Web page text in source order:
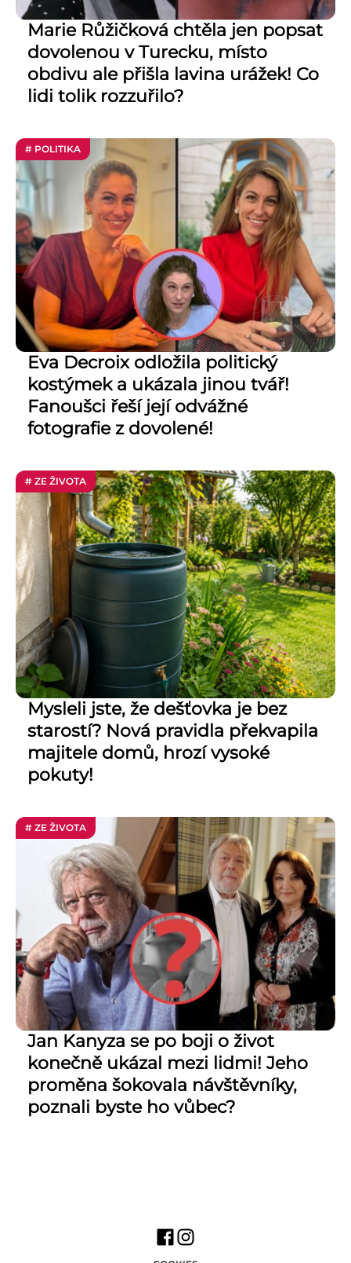
Marie Růžičková chtěla jen popsat
dovolenou v Turecku, místo
obdivu ale přišla lavina urážek! Co
lidi tolik rozzuřilo?
# POLITIKA
Eva Decroix odložila politický
kostýmek a ukázala jinou tvář!
Fanoušci řeší její odvážné
fotografie z dovolené!
# ZE ŽIVOTA
Mysleli jste, že dešťovka je bez
starostí? Nová pravidla překvapila
majitele domů, hrozí vysoké
pokuty!
# ZE ŽIVOTA
Jan Kanyza se po boji o život
konečně ukázal mezi lidmi! Jeho
proměna šokovala návštěvníky,
poznali byste ho vůbec?